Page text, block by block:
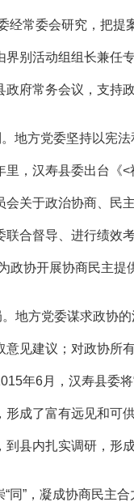
经常委会研究，把
界别活动组组长兼任
政府常务会议，支持
地方党委坚持以宪
里，汉寿县委出台《
会关于政治协商、民
合督导、进行绩效
政协开展协商民主提
地方党委谋求政协
意见建议；对政协所
年6月，汉寿县委
成了富有远见和可
到县内扎实调研，形
同”，凝成协商民主合